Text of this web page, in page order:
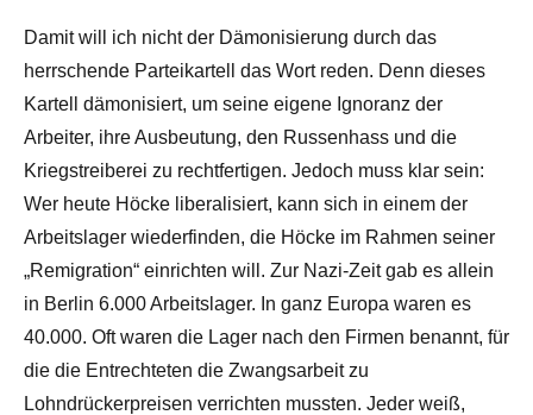
Damit will ich nicht der Dämonisierung durch das
herrschende Parteikartell das Wort reden. Denn dieses
Kartell dämonisiert, um seine eigene Ignoranz der
Arbeiter, ihre Ausbeutung, den Russenhass und die
Kriegstreiberei zu rechtfertigen. Jedoch muss klar sein:
Wer heute Höcke liberalisiert, kann sich in einem der
Arbeitslager wiederfinden, die Höcke im Rahmen seiner
„Remigration“ einrichten will. Zur Nazi-Zeit gab es allein
in Berlin 6.000 Arbeitslager. In ganz Europa waren es
40.000. Oft waren die Lager nach den Firmen benannt, für
die die Entrechteten die Zwangsarbeit zu
Lohndrückerpreisen verrichten mussten. Jeder weiß,